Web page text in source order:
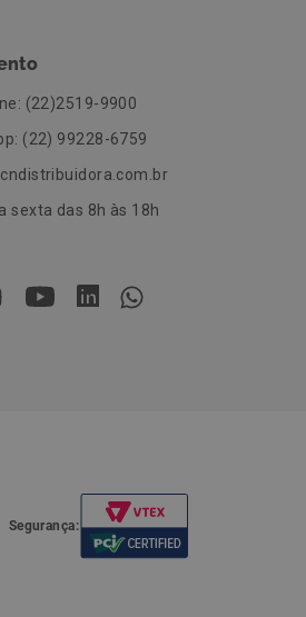
(22)2519-9900
(22) 99228-6759
sexta das 8h às 18h
Segurança: